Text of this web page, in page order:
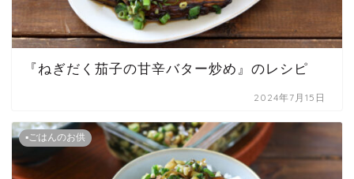
『ねぎだく茄子の甘辛バター炒め』のレシピ
2024年7月15日
▪ごはんのお供